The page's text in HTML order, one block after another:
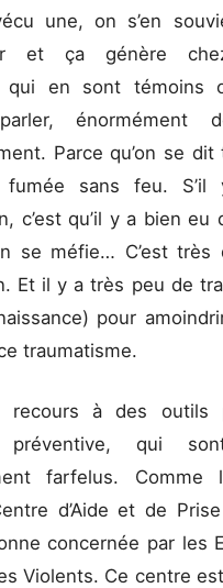
une, on s’en
et ça génère
qui en sont témoins
énormément
Parce qu’on se dit
sans feu.
c’est qu’il y a bien eu
se méfie… C’est très
Et il y a très peu de
pour
traumatisme.
à des outils
préventive, qui
farfelus. Comme
d’Aide et de
concernée par les
Violents. Ce centre